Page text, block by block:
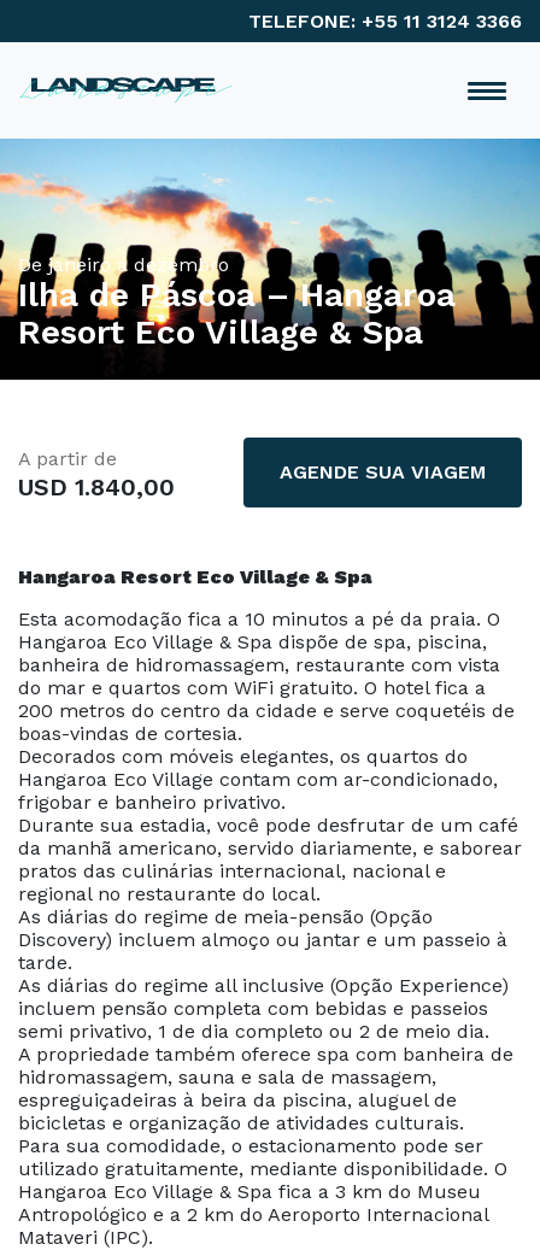
TELEFONE: +55 11 3124 3366
De janeiro a dezembro
Ilha de Páscoa – Hangaroa
Resort Eco Village & Spa
A partir de
USD 1.840,00 AGENDE SUA VIAGEM
Hangaroa Resort Eco Village & Spa
Esta acomodação fica a 10 minutos a pé da praia. O
Hangaroa Eco Village & Spa dispõe de spa, piscina,
banheira de hidromassagem, restaurante com vista
do mar e quartos com WiFi gratuito. O hotel fica a
200 metros do centro da cidade e serve coquetéis de
boas-vindas de cortesia.
Decorados com móveis elegantes, os quartos do
Hangaroa Eco Village contam com ar-condicionado,
frigobar e banheiro privativo.
Durante sua estadia, você pode desfrutar de um café
da manhã americano, servido diariamente, e saborear
pratos das culinárias internacional, nacional e
regional no restaurante do local.
As diárias do regime de meia-pensão (Opção
Discovery) incluem almoço ou jantar e um passeio à
tarde.
As diárias do regime all inclusive (Opção Experience)
incluem pensão completa com bebidas e passeios
semi privativo, 1 de dia completo ou 2 de meio dia.
A propriedade também oferece spa com banheira de
hidromassagem, sauna e sala de massagem,
espreguiçadeiras à beira da piscina, aluguel de
bicicletas e organização de atividades culturais.
Para sua comodidade, o estacionamento pode ser
utilizado gratuitamente, mediante disponibilidade. O
Hangaroa Eco Village & Spa fica a 3 km do Museu
Antropológico e a 2 km do Aeroporto Internacional
Mataveri (IPC).